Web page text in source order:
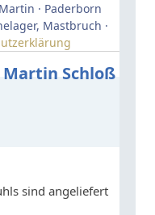
· Paderborn
Mastbruch ·
Schloß